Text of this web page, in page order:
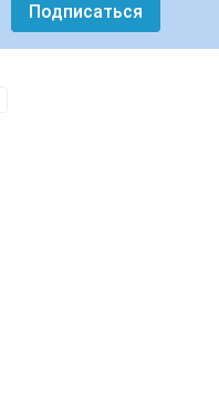
Подписаться